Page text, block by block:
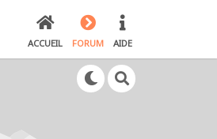
ACCUEIL FORUM AIDE